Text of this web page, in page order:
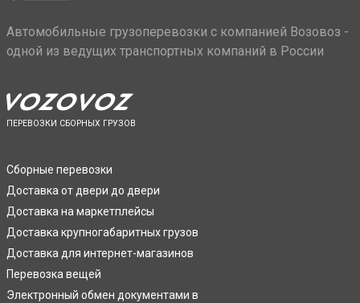
Автомобильные грузоперевозки с компанией Возовоз -
одной из ведущих транспортных компаний в России
ПЕРЕВОЗКИ СБОРНЫХ ГРУЗОВ
Сборные перевозки
Доставка от двери до двери
Доставка на маркетплейсы
Доставка крупногабаритных грузов
Доставка для интернет-магазинов
Перевозка вещей
Электронный обмен документами в